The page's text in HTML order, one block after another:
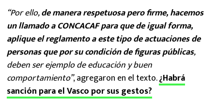
“Por ello,de manera respetuosa pero firme, hacemos
un llamado a CONCACAF para que de igual forma,
aplique el reglamento a este tipo de actuaciones de
personas que por su condición de figuras públicas,
deben ser ejemplo de educación y buen
comportamiento”, agregaron en el texto.¿Habrá
sanción para el Vasco por sus gestos?